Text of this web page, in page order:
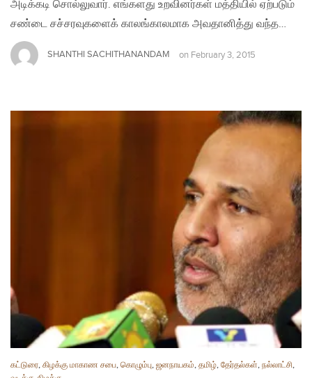
அடிக்கடி சொல்லுவார். எங்களது உறவினர்கள் மத்தியில் ஏற்படும்
சண்டை சச்சரவுகளைக் காலங்காலமாக அவதானித்து வந்த…
SHANTHI SACHITHANANDAM on February 3, 2015
கட்டுரை, கிழக்கு மாகாண சபை, கொழும்பு, ஜனநாயகம், தமிழ், தேர்தல்கள், நல்லாட்சி,